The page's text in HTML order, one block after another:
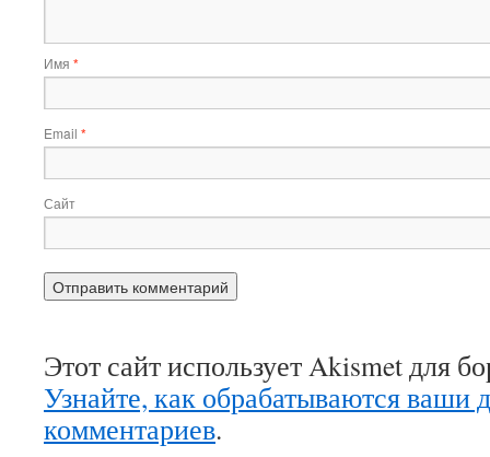
Имя *
Email *
Сайт
Этот сайт использует Akismet для
Узнайте, как обрабатываются ваши
комментариев.